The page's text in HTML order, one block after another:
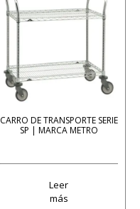
CARRO DE TRANSPORTE SERIE
SP | MARCA METRO
Leer
más